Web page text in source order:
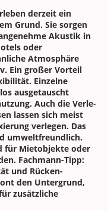
derzeit ein
Grund. Sie sorgen
Akustik in
oder
Atmosphäre
Ein großer Vorteil
Einzelne
ausgetauscht
Auch die Verle-
lassen sich meist
verlegen. Das
umweltfreundlich.
für Mietobjekte oder
Fachmann-Tipp:
und Rücken-
den Untergrund,
zusätzliche